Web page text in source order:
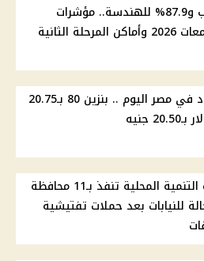
92.8% للطب و87.9% للهندسة.. مؤشرات
الثانية
أسعار الوقود في مصر اليوم .. بنزين 80 بـ20.75
جنيه
قرارات وزيرة التنمية المحلية تنفذ بـ11 محافظة
81 حالة للنيابات بعد حملات تفتيشية